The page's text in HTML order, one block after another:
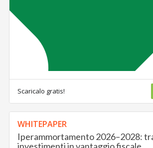
Scaricalo gratis!
WHITEPAPER
Iperammortamento 2026–2028: